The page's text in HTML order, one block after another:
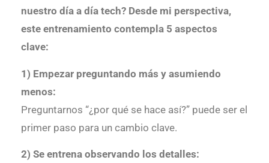
nuestro día a día tech? Desde mi perspectiva,
este entrenamiento contempla 5 aspectos
clave:
1) Empezar preguntando más y asumiendo
menos:
Preguntarnos “¿por qué se hace así?” puede ser el
primer paso para un cambio clave.
2) Se entrena observando los detalles: